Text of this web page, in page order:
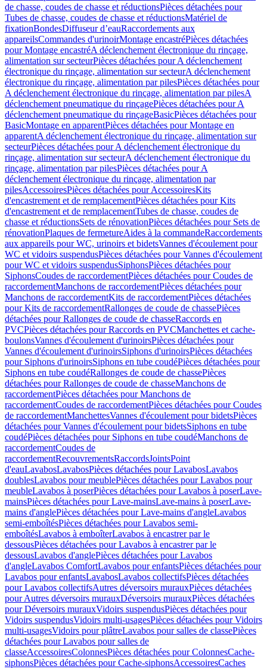
de chasse, coudes de chasse et réductionsPièces détachées pour
Tubes de chasse, coudes de chasse et réductionsMatériel de
fixationBondesDiffuseur d’eauRaccordements aux
appareilsCommandes d'urinoirMontage encastréPièces détachées
pour Montage encastréA déclenchement électronique du rinçage,
alimentation sur secteurPièces détachées pour A déclenchement
électronique du rinçage, alimentation sur secteurA déclenchement
électronique du rinçage, alimentation par pilesPièces détachées pour
A déclenchement électronique du rinçage, alimentation par pilesA
déclenchement pneumatique du rinçagePièces détachées pour A
déclenchement pneumatique du rinçageBasicPièces détachées pour
BasicMontage en apparentPièces détachées pour Montage en
apparentA déclenchement électronique du rinçage, alimentation sur
secteurPièces détachées pour A déclenchement électronique du
rinçage, alimentation sur secteurA déclenchement électronique du
rinçage, alimentation par pilesPièces détachées pour A
déclenchement électronique du rinçage, alimentation par
pilesAccessoiresPièces détachées pour AccessoiresKits
d'encastrement et de remplacementPièces détachées pour Kits
d'encastrement et de remplacementTubes de chasse, coudes de
chasse et réductionsSets de rénovationPièces détachées pour Sets de
rénovationPlaques de fermetureAides à la commandeRaccordements
aux appareils pour WC, urinoirs et bidetsVannes d'écoulement pour
WC et vidoirs suspendusPièces détachées pour Vannes d'écoulement
pour WC et vidoirs suspendusSiphonsPièces détachées pour
SiphonsCoudes de raccordementPièces détachées pour Coudes de
raccordementManchons de raccordementPièces détachées pour
Manchons de raccordementKits de raccordementPièces détachées
pour Kits de raccordementRallonges de coude de chassePièces
détachées pour Rallonges de coude de chasseRaccords en
PVCPièces détachées pour Raccords en PVCManchettes et cache-
boulonsVannes d'écoulement d'urinoirsPièces détachées pour
Vannes d'écoulement d'urinoirsSiphons d'urinoirsPièces détachées
pour Siphons d'urinoirsSiphons en tube coudéPièces détachées pour
Siphons en tube coudéRallonges de coude de chassePièces
détachées pour Rallonges de coude de chasseManchons de
raccordementPièces détachées pour Manchons de
raccordementCoudes de raccordementPièces détachées pour Coudes
de raccordementManchettesVannes d'écoulement pour bidetsPièces
détachées pour Vannes d'écoulement pour bidetsSiphons en tube
coudéPièces détachées pour Siphons en tube coudéManchons de
raccordementCoudes de
raccordementRecouvrementsRaccordsJointsPoint
d'eauLavabosLavabosPièces détachées pour LavabosLavabos
doublesLavabos pour meublePièces détachées pour Lavabos pour
meubleLavabos à poserPièces détachées pour Lavabos à poserLave-
mainsPièces détachées pour Lave-mainsLave-mains à poserLave-
mains d'anglePièces détachées pour Lave-mains d'angleLavabos
semi-emboîtésPièces détachées pour Lavabos semi-
emboîtésLavabos à emboîterLavabos à encastrer par le
dessousPièces détachées pour Lavabos à encastrer par le
dessousLavabos d'anglePièces détachées pour Lavabos
d'angleLavabos ComfortLavabos pour enfantsPièces détachées pour
Lavabos pour enfantsLavabosLavabos collectifsPièces détachées
pour Lavabos collectifsAutres déversoirs murauxPièces détachées
pour Autres déversoirs murauxDéversoirs murauxPièces détachées
pour Déversoirs murauxVidoirs suspendusPièces détachées pour
Vidoirs suspendusVidoirs multi-usagesPièces détachées pour Vidoirs
multi-usagesVidoirs pour plâtreLavabos pour salles de classePièces
détachées pour Lavabos pour salles de
classeAccessoiresColonnesPièces détachées pour ColonnesCache-
siphonsPièces détachées pour Cache-siphonsAccessoiresCaches